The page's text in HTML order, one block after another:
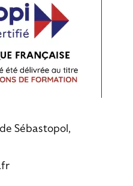
Sébastopol,